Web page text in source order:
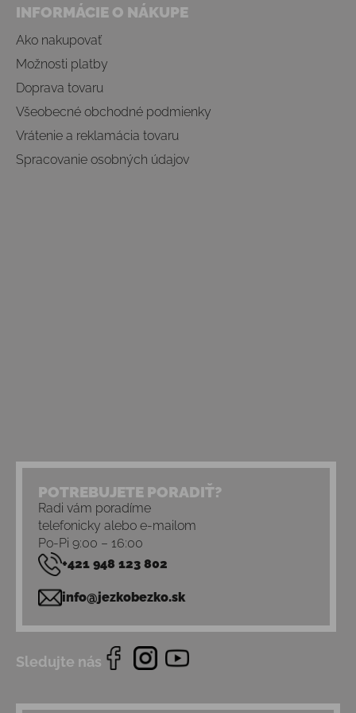
INFORMÁCIE O NÁKUPE
Ako nakupovať
Možnosti platby
Doprava tovaru
Všeobecné obchodné podmienky
Vrátenie a reklamácia tovaru
Spracovanie osobných údajov
POTREBUJETE PORADIŤ?
Radi vám poradíme
telefonicky alebo e-mailom
Po-Pi 9:00 – 16:00
+421 948 123 802
info@jezkobezko.sk
Sledujte nás